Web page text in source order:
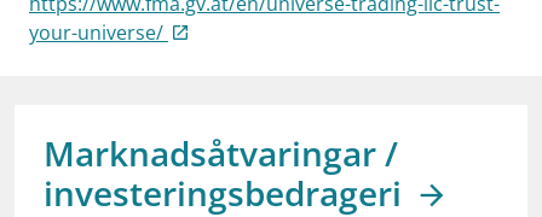
work_outlineJobb hos oss
your-universe/
Marknadsåtvaringar /
investeringsbedrageri